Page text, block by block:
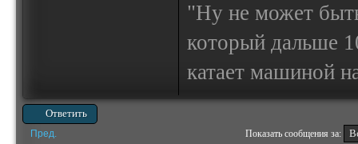
"Ну не может
который дальше
катает машиной
Ответить
Пред. Показать сообщения за: